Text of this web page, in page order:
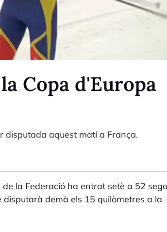
Copa d'Europa
disputada aquest matí a França.
la Federació ha entrat setè a 52
disputarà demà els 15 quilòmetres a la